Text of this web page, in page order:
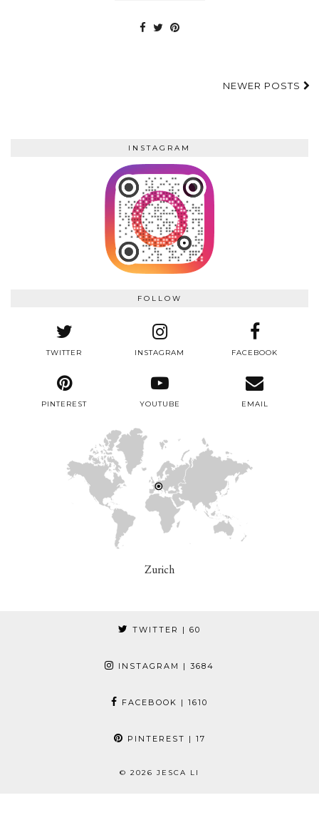
NEWER POSTS
INSTAGRAM
FOLLOW
TWITTER INSTAGRAM FACEBOOK
PINTEREST YOUTUBE EMAIL
Zurich
TWITTER | 60
INSTAGRAM | 3684
FACEBOOK | 1610
PINTEREST | 17
© 2026 JESCA LI